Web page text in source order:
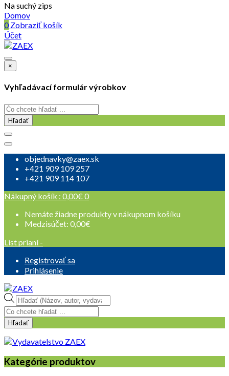
Na suchý zips
Domov
0Zobraziť košík
Účet
×
Vyhľadávací formulár výrobkov
Hľadať
objednavky@zaex.sk
+421 909 109 257
+421 909 114 107
Nákupný košík : 0,00€ 0
Nemáte žiadne produkty v nákupnom košíku
Medzisúčet: 0,00€
List prianí -
Registrovať sa
Prihlásenie
Products
search
Hľadať
Kategórie produktov